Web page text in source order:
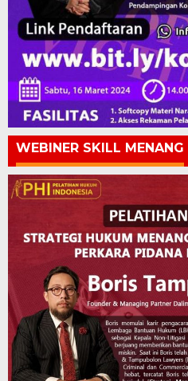
WEBINER SKILL MENANG